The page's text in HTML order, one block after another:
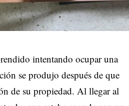
intentando ocupar una
se produjo después de que
de su propiedad. Al llegar al